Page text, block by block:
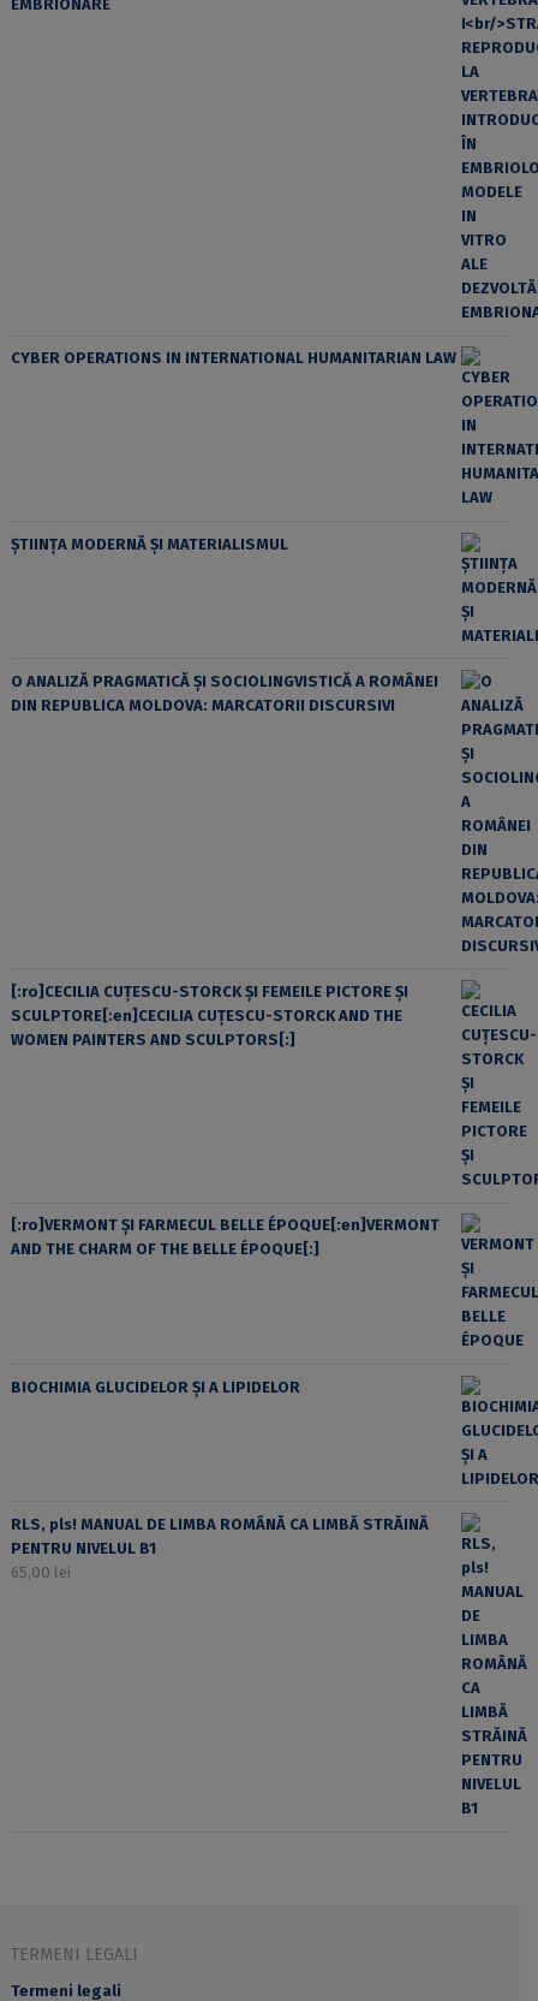
EMBRIONARE
CYBER OPERATIONS IN INTERNATIONAL HUMANITARIAN LAW
ȘTIINȚA MODERNĂ ȘI MATERIALISMUL
O ANALIZĂ PRAGMATICĂ ȘI SOCIOLINGVISTICĂ A ROMÂNEI
DIN REPUBLICA MOLDOVA: MARCATORII DISCURSIVI
[:ro]CECILIA CUŢESCU-STORCK ŞI FEMEILE PICTORE ŞI
SCULPTORE[:en]CECILIA CUŢESCU-STORCK AND THE
WOMEN PAINTERS AND SCULPTORS[:]
[:ro]VERMONT ȘI FARMECUL BELLE ÉPOQUE[:en]VERMONT
AND THE CHARM OF THE BELLE ÉPOQUE[:]
BIOCHIMIA GLUCIDELOR ȘI A LIPIDELOR
RLS, pls! MANUAL DE LIMBA ROMÂNĂ CA LIMBĂ STRĂINĂ
PENTRU NIVELUL B1
65,00 lei
TERMENI LEGALI
Termeni legali